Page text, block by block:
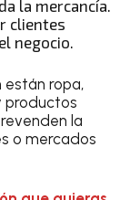
la mercancía.
clientes
negocio.
están ropa,
productos
la
o mercados